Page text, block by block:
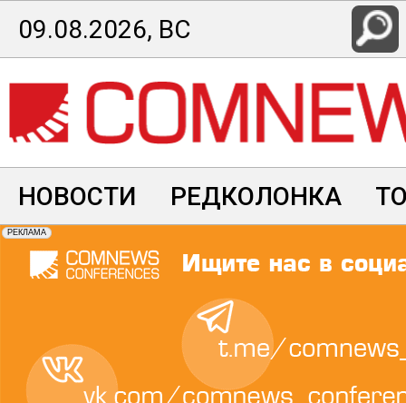
Перейти
к
основному
содержанию
09.08.2026, ВС
НОВОСТИ РЕДКОЛОНКА